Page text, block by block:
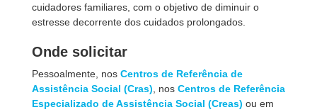
cuidadores familiares, com o objetivo de diminuir o
estresse decorrente dos cuidados prolongados.
Onde solicitar
Pessoalmente, nos Centros de Referência de
Assistência Social (Cras) , nos Centros de Referência
Especializado de Assistência Social (Creas) ou em